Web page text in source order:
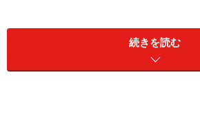
志村けんがこのことを知ってい
続きを読む